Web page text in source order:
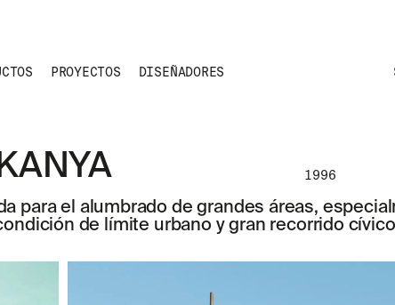
PROYECTOS DISEÑADORES
1996
para el alumbrado de grandes áreas,
de límite urbano y gran recorrido